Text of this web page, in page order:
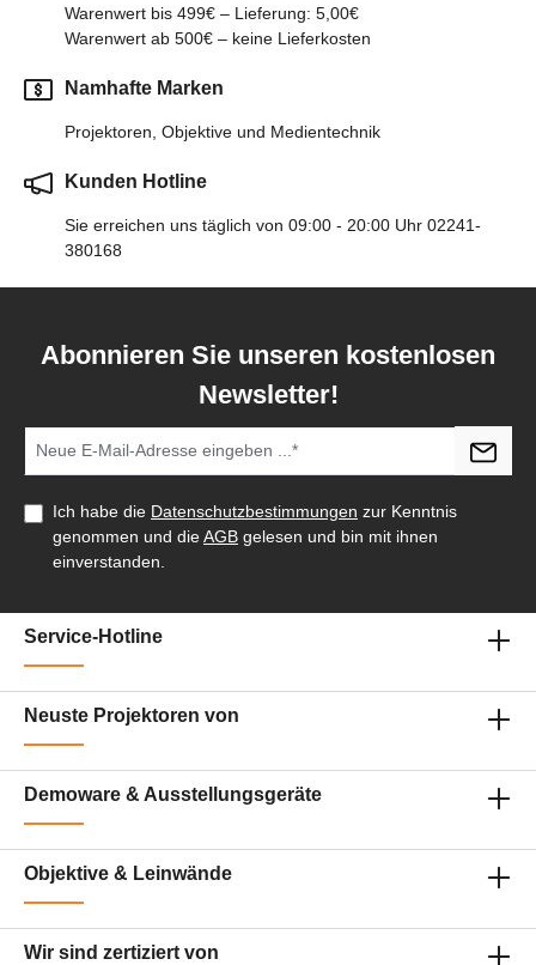
Warenwert bis 499€ – Lieferung: 5,00€
Warenwert ab 500€ – keine Lieferkosten
Namhafte Marken
Projektoren, Objektive und Medientechnik
Kunden Hotline
Sie erreichen uns täglich von 09:00 - 20:00 Uhr 02241-
380168
Abonnieren Sie unseren kostenlosen
Newsletter!
Ich habe die Datenschutzbestimmungen zur Kenntnis
genommen und dieAGB gelesen und bin mit ihnen
einverstanden.
Service-Hotline
Neuste Projektoren von
Demoware & Ausstellungsgeräte
Objektive & Leinwände
Wir sind zertiziert von